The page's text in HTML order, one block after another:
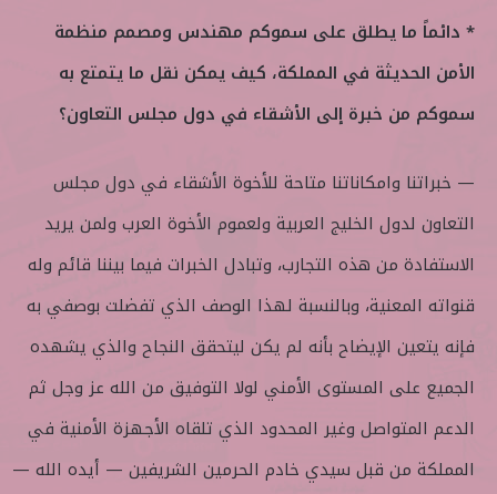
* دائماً ما يطلق على سموكم مهندس ومصمم منظمة
الأمن الحديثة في المملكة، كيف يمكن نقل ما يتمتع به
سموكم من خبرة إلى الأشقاء في دول مجلس التعاون؟
— خبراتنا وامكاناتنا متاحة للأخوة الأشقاء في دول مجلس
التعاون لدول الخليج العربية ولعموم الأخوة العرب ولمن يريد
الاستفادة من هذه التجارب، وتبادل الخبرات فيما بيننا قائم وله
قنواته المعنية، وبالنسبة لهذا الوصف الذي تفضلت بوصفي به
فإنه يتعين الإيضاح بأنه لم يكن ليتحقق النجاح والذي يشهده
الجميع على المستوى الأمني لولا التوفيق من الله عز وجل ثم
الدعم المتواصل وغير المحدود الذي تلقاه الأجهزة الأمنية في
المملكة من قبل سيدي خادم الحرمين الشريفين — أيده الله —